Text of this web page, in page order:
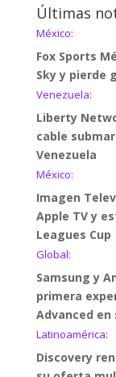
Últimas
México:
Fox Sports
Sky y pierde
Venezuela:
Liberty
cable
Venezuela
México:
Imagen
Apple TV y
Leagues Cup
Global:
Samsung y
primera
Advanced
Latinoamérica:
Discovery